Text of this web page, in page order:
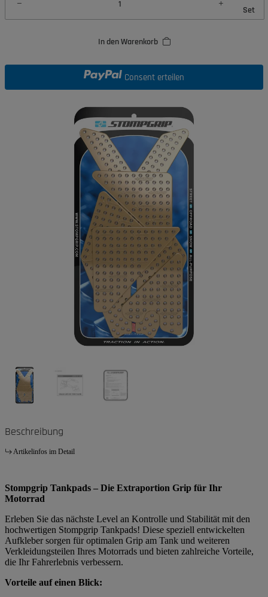
Set
In den Warenkorb
Consent erteilen
Beschreibung
Artikelinfos im Detail
Stompgrip Tankpads – Die Extraportion Grip für Ihr
Motorrad
Erleben Sie das nächste Level an Kontrolle und Stabilität mit den
hochwertigen Stompgrip Tankpads! Diese speziell entwickelten
Aufkleber sorgen für optimalen Grip am Tank und weiteren
Verkleidungsteilen Ihres Motorrads und bieten zahlreiche Vorteile,
die Ihr Fahrerlebnis verbessern.
Vorteile auf einen Blick: